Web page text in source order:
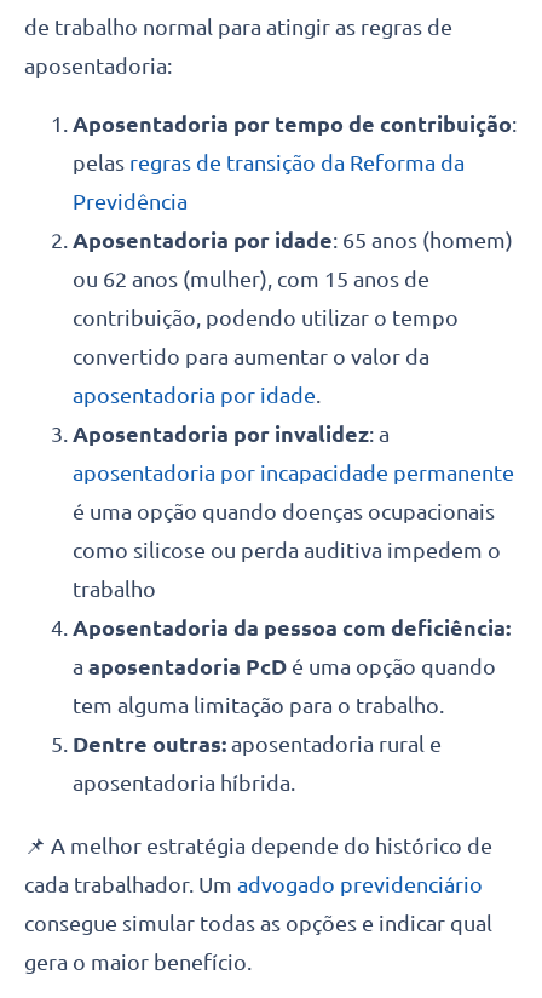
de trabalho normal para atingir as regras de
aposentadoria:
Aposentadoria por tempo de contribuição:
pelas regras de transição da Reforma da
Previdência
Aposentadoria por idade: 65 anos (homem)
ou 62 anos (mulher), com 15 anos de
contribuição, podendo utilizar o tempo
convertido para aumentar o valor da
aposentadoria por idade.
Aposentadoria por invalidez: a
aposentadoria por incapacidade permanente
é uma opção quando doenças ocupacionais
como silicose ou perda auditiva impedem o
trabalho
Aposentadoria da pessoa com deficiência:
a aposentadoria PcD é uma opção quando
tem alguma limitação para o trabalho.
Dentre outras: aposentadoria rural e
aposentadoria híbrida.
📌 A melhor estratégia depende do histórico de
cada trabalhador. Um advogado previdenciário
consegue simular todas as opções e indicar qual
gera o maior benefício.